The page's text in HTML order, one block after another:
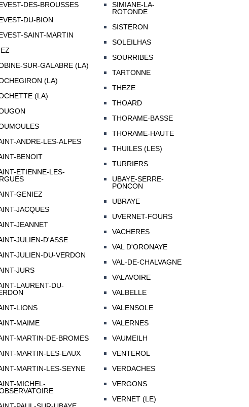
DES-BROUSSES
DU-BION
SAINT-MARTIN
SUR-GALABRE (LA)
(LA)
(LA)
ANDRE-LES-ALPES
BENOIT
ETIENNE-LES-
GENIEZ
JACQUES
JEANNET
JULIEN-D'ASSE
JULIEN-DU-VERDON
JURS
LAURENT-DU-
LIONS
MAIME
MARTIN-DE-BROMES
MARTIN-LES-EAUX
MARTIN-LES-SEYNE
MICHEL-
SIMIANE-LA-
ROTONDE
SISTERON
SOLEILHAS
SOURRIBES
TARTONNE
THEZE
THOARD
THORAME-BASSE
THORAME-HAUTE
THUILES (LES)
TURRIERS
UBAYE-SERRE-
PONCON
UBRAYE
UVERNET-FOURS
VACHERES
VAL D'ORONAYE
VAL-DE-CHALVAGNE
VALAVOIRE
VALBELLE
VALENSOLE
VALERNES
VAUMEILH
VENTEROL
VERDACHES
VERGONS
VERNET (LE)